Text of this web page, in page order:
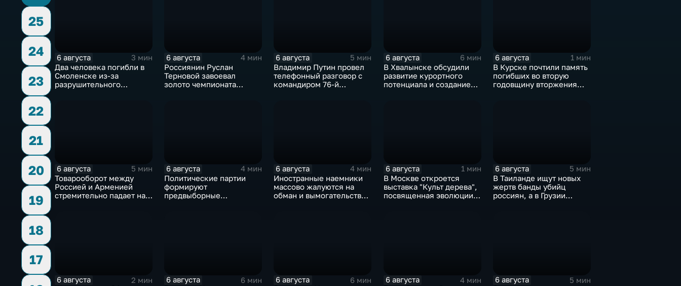
25
24
23
22
21
20
19
18
17
6 августа
3 мин
Два человека погибли в
Смоленске из-за
разрушительного
6 августа
4 мин
Россиянин Руслан
Терновой завоевал
золото чемпионата
6 августа
5 мин
Владимир Путин провел
телефонный разговор с
командиром 76-й
6 августа
6 мин
В Хвалынске обсудили
развитие курортного
потенциала и создание
6 августа
1 мин
В Курске почтили память
погибших во вторую
годовщину вторжения
6 августа
5 мин
Товарооборот между
Россией и Арменией
стремительно падает на
6 августа
4 мин
Политические партии
формируют
предвыборные
6 августа
4 мин
Иностранные наемники
массово жалуются на
обман и вымогательство
6 августа
1 мин
В Москве откроется
выставка "Культ дерева",
посвященная эволюции
6 августа
5 мин
В Таиланде ищут новых
жертв банды убийц
россиян, а в Грузии
6 августа
2 мин
6 августа
6 мин
6 августа
6 мин
6 августа
4 мин
6 августа
5 мин